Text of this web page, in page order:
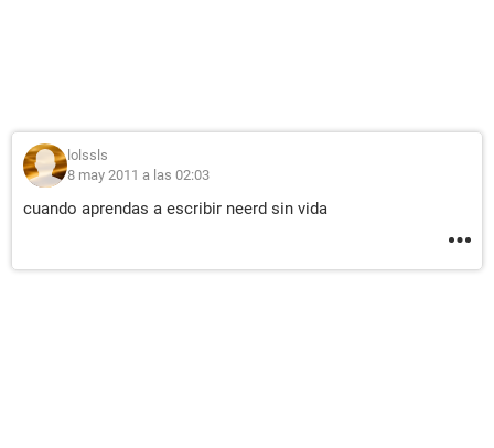
lolssls
8 may 2011 a las 02:03
cuando aprendas a escribir neerd sin vida